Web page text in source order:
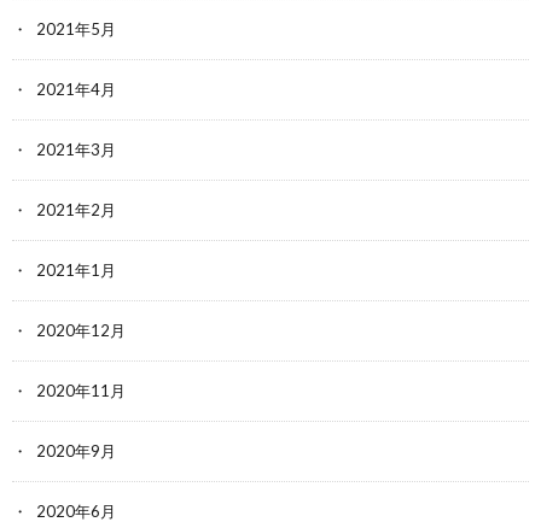
2021年5月
2021年4月
2021年3月
2021年2月
2021年1月
2020年12月
2020年11月
2020年9月
2020年6月